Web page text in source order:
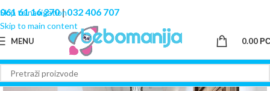
Skip to navigation
Skip to main content
061 61 16 270|032 406 707
MENU 0.00